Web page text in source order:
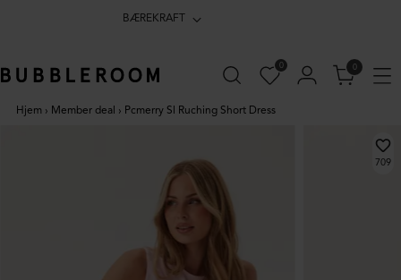
BÆREKRAFT
0 0
Hjem › Member deal › Pcmerry Sl Ruching Short Dress
709